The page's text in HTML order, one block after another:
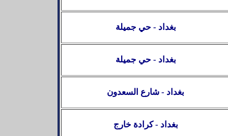
بغداد - حي جميلة
بغداد - حي جميلة
بغداد - شارع السعدون
بغداد - كرادة خارج